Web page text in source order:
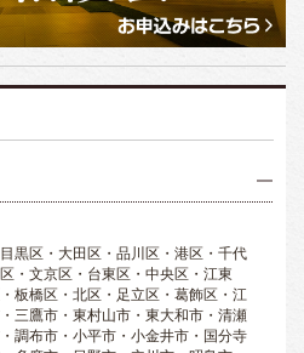
黒区・大田区・品川区・港区・千代
・文京区・台東区・中央区・江東
板橋区・北区・足立区・葛飾区・江
三鷹市・東村山市・東大和市・清瀬
調布市・小平市・小金井市・国分寺